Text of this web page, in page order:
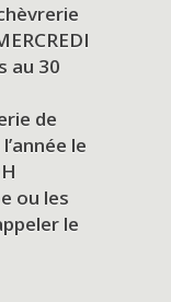
au 30
de
le
ou les
le